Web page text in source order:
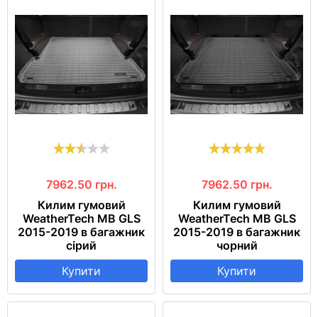
7962.50 грн.
Килим гумовий
WeatherTech MB GLS
2015-2019 в багажник
сірий
Купити
7962.50 грн.
Килим гумовий
WeatherTech MB GLS
2015-2019 в багажник
чорний
Купити